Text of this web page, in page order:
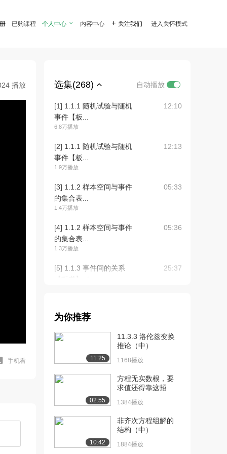
已购课程 个人中心  内容中心  关注我们 进入关怀模式
播放
手机看
选集(268) 自动播放
[1] 1.1.1 随机试验与随机
事件【板...
6.8万播放
12:10
[2] 1.1.1 随机试验与随机
事件【板...
1.9万播放
12:13
[3] 1.1.2 样本空间与事件
的集合表...
1.4万播放
05:33
[4] 1.1.2 样本空间与事件
的集合表...
1.3万播放
05:36
[5] 1.1.3 事件间的关系
25:37
【板书】（...
[7] 1.1.3 事件间的关系
【板书】（...
[8] 1.2.1 概率的初等描述
02:38
[9] 1.2.2 古典概型（排列
组合）理...
为你推荐
11:25
11.3.3 洛伦兹变换
推论（中）
1168播放
02:55
方程无实数根，要
求值还得靠这招
1384播放
10:42
非齐次方程组解的
结构（中）
1884播放